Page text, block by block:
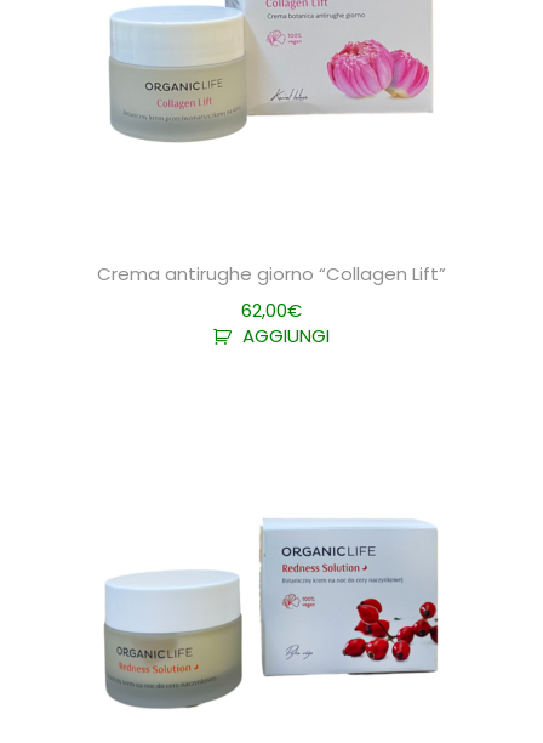
Crema antirughe giorno “Collagen Lift”
62,00€
AGGIUNGI